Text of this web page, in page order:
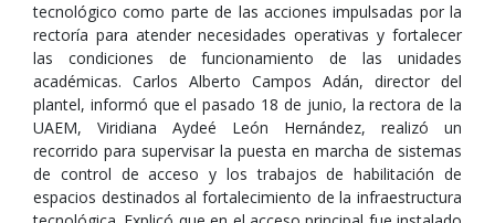
tecnológico como parte de las acciones impulsadas por la
rectoría para atender necesidades operativas y fortalecer
las condiciones de funcionamiento de las unidades
académicas. Carlos Alberto Campos Adán, director del
plantel, informó que el pasado 18 de junio, la rectora de la
UAEM, Viridiana Aydeé León Hernández, realizó un
recorrido para supervisar la puesta en marcha de sistemas
de control de acceso y los trabajos de habilitación de
espacios destinados al fortalecimiento de la infraestructura